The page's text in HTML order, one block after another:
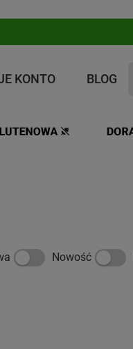
KONTO BLOG
Nowość